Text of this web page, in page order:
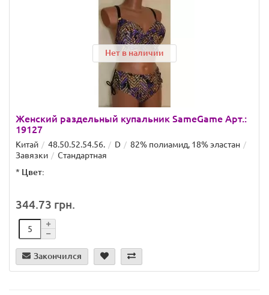
Нет в наличии
Женский раздельный купальник SameGame Арт.:
19127
Китай 48.50.52.54.56. D
82% полиамид, 18% эластан
Завязки
Стандартная
* Цвет:
344.73 грн.
Закончился